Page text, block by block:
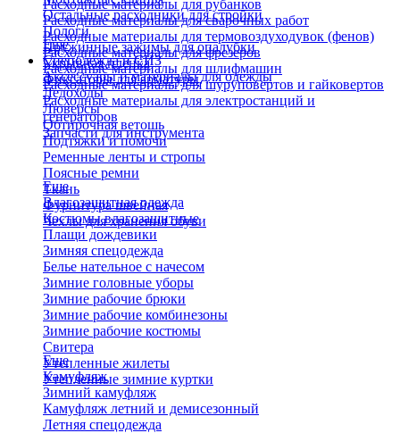
Расходные материалы для рубанков
Расходные материалы для сварочных работ
Расходные материалы для термовоздуходувок (фенов)
Расходные материалы для фрезеров
Расходные материалы для шлифмашин
Расходные материалы для шуруповертов и гайковертов
Расходные материалы для электростанций и
генераторов
Запчасти для инструмента
Остальные расходники для стройки
Пологи
Пружинные зажимы для опалубки
Укрывная пленка
Фиксаторы для арматуры
Еще
Спецодежда и СИЗ
Аксессуары и материалы для одежды
Ледоходы
Люверсы
Обтирочная ветошь
Подтяжки и помочи
Ременные ленты и стропы
Поясные ремни
Ткань
Фурнитура швейная
Чехлы для хранения обуви
Еще
Влагозащитная одежда
Костюмы влагозащитные
Плащи дождевики
Зимняя спецодежда
Белье нательное с начесом
Зимние головные уборы
Зимние рабочие брюки
Зимние рабочие комбинезоны
Зимние рабочие костюмы
Свитера
Утепленные жилеты
Утепленные зимние куртки
Еще
Камуфляж
Зимний камуфляж
Камуфляж летний и демисезонный
Летняя спецодежда